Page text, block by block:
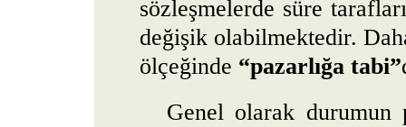
sözleşmelerde süre
değişik olabilmektedir.
ölçeğinde “pazarlığa tabi”
Genel olarak durumun